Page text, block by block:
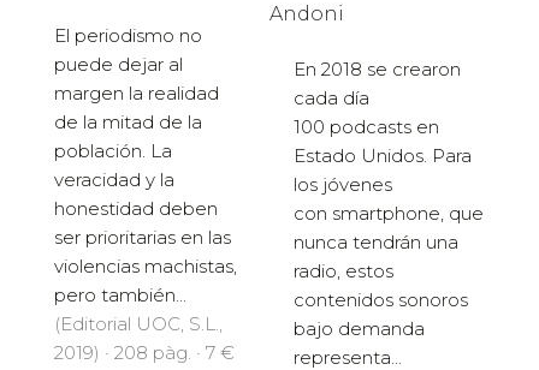
El periodismo no
puede dejar al
margen la realidad
de la mitad de la
población. La
veracidad y la
honestidad deben
ser prioritarias en las
violencias machistas,
pero también...
(Editorial UOC, S.L.,
2019) · 208 pàg. · 7 €
Andoni
En 2018 se crearon
cada día
100 podcasts en
Estado Unidos. Para
los jóvenes
con smartphone, que
nunca tendrán una
radio, estos
contenidos sonoros
bajo demanda
representa...